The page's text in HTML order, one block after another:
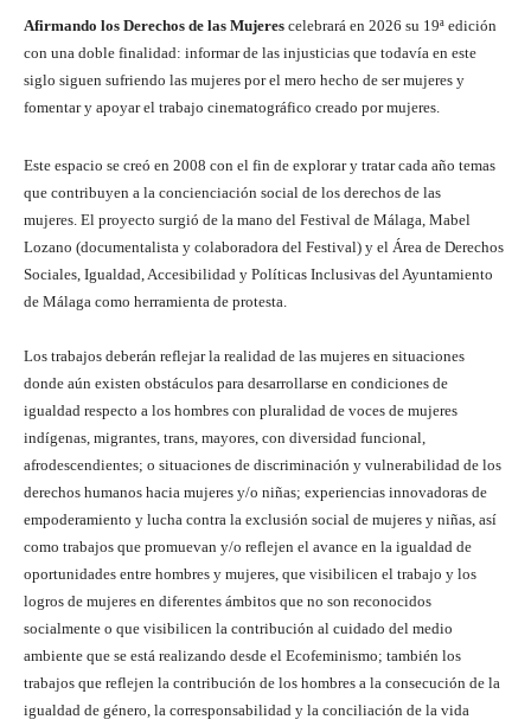
Afirmando los Derechos de las Mujeres celebrará en 2026 su 19ª edición
con una doble finalidad: informar de las injusticias que todavía en este
siglo siguen sufriendo las mujeres por el mero hecho de ser mujeres y
fomentar y apoyar el trabajo cinematográfico creado por mujeres.
Este espacio se creó en 2008 con el fin de explorar y tratar cada año temas
que contribuyen a la concienciación social de los derechos de las
mujeres. El proyecto surgió de la mano del Festival de Málaga, Mabel
Lozano (documentalista y colaboradora del Festival) y el Área de Derechos
Sociales, Igualdad, Accesibilidad y Políticas Inclusivas del Ayuntamiento
de Málaga como herramienta de protesta.
Los trabajos deberán reflejar la realidad de las mujeres en situaciones
donde aún existen obstáculos para desarrollarse en condiciones de
igualdad respecto a los hombres con pluralidad de voces de mujeres
indígenas, migrantes, trans, mayores, con diversidad funcional,
afrodescendientes; o situaciones de discriminación y vulnerabilidad de los
derechos humanos hacia mujeres y/o niñas; experiencias innovadoras de
empoderamiento y lucha contra la exclusión social de mujeres y niñas, así
como trabajos que promuevan y/o reflejen el avance en la igualdad de
oportunidades entre hombres y mujeres, que visibilicen el trabajo y los
logros de mujeres en diferentes ámbitos que no son reconocidos
socialmente o que visibilicen la contribución al cuidado del medio
ambiente que se está realizando desde el Ecofeminismo; también los
trabajos que reflejen la contribución de los hombres a la consecución de la
igualdad de género, la corresponsabilidad y la conciliación de la vida